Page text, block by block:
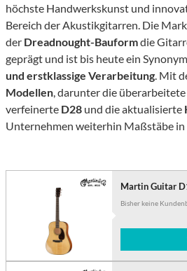
höchste Handwerkskunst und
Bereich der Akustikgitarren. Die
der Dreadnought-Bauformdie
geprägt und ist bis heute ein
und erstklassige Verarbeitung. Mit
Modellen, darunter die überarbeitete
verfeinerte D28 und die aktualisierte
Unternehmen weiterhin Maßstäbe
Martin Guitar
Bisher keine